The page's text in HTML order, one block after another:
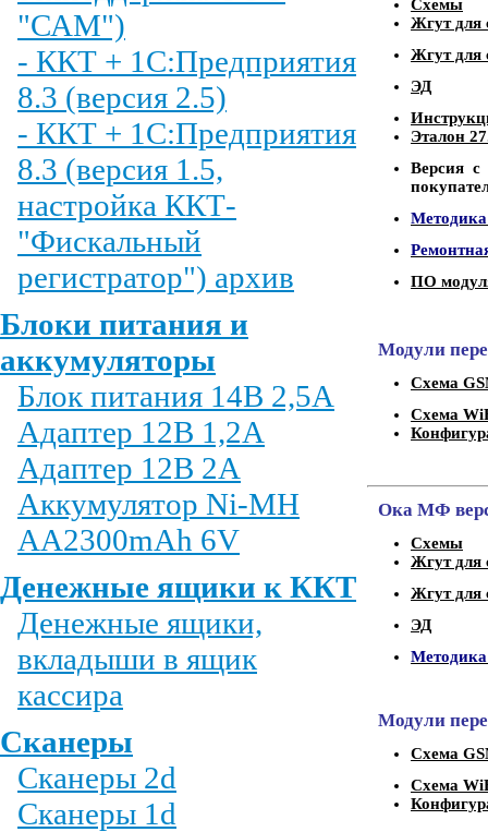
"САМ")
- ККТ + 1С:Предприятия
8.3 (версия 2.5)
- ККТ + 1С:Предприятия
8.3 (версия 1.5,
настройка ККТ-
"Фискальный
регистратор") архив
Блоки питания и
аккумуляторы
Блок питания 14В 2,5А
Адаптер 12В 1,2А
Адаптер 12В 2А
Аккумулятор Ni-MH
AA2300mAh 6V
Денежные ящики к ККТ
Денежные ящики,
вкладыши в ящик
кассира
Сканеры
Сканеры 2d
Сканеры 1d
Схемы
Жгут для
Жгут для
ЭД
Эталон
Версия с
ПО
Модули
Схема
Схема
Ока МФ
Схемы
Жгут для
Жгут для
ЭД
Модули
Схема
Схема